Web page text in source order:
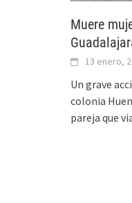
Muere
13 enero,
Un grave
colonia
pareja que